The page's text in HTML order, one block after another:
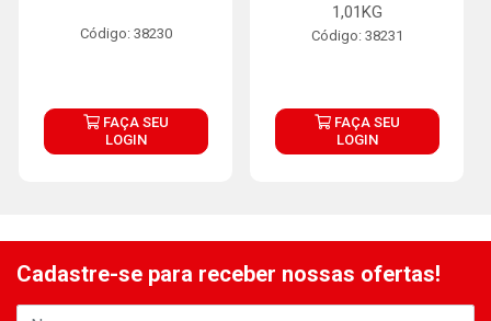
Código: 38230
FAÇA SEU
LOGIN
1,01KG
Código: 38231
FAÇA SEU
LOGIN
Cadastre-se para receber nossas ofertas!